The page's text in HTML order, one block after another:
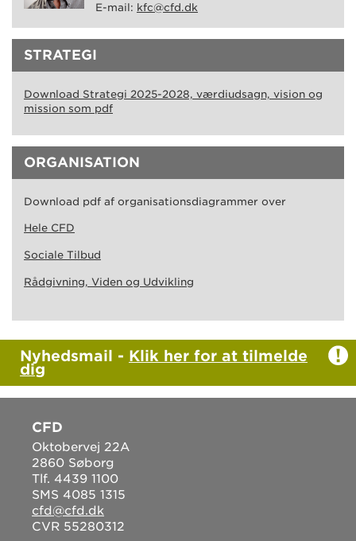
E-mail: kfc@cfd.dk
STRATEGI
Download Strategi 2025-2028, værdiudsagn, vision og
mission som pdf
ORGANISATION
Download pdf af organisationsdiagrammer over
Hele CFD
Sociale Tilbud
Rådgivning, Viden og Udvikling
Nyhedsmail - Klik her for at tilmelde
dig
CFD
Oktobervej 22A
2860 Søborg
Tlf. 4439 1100
SMS 4085 1315
cfd@cfd.dk
CVR 55280312